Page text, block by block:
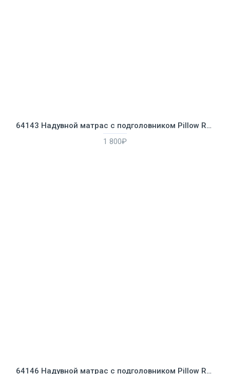
64143 Надувной матрас с подголовником Pillow Rest Classic Bed Fiber-Tech, 137х191х25см, встроенный насос
1 800₽
64146 Надувной матрас с подголовником Pillow Rest Classic Bed Fiber-Tech, 99х191х25см, встроенный насос